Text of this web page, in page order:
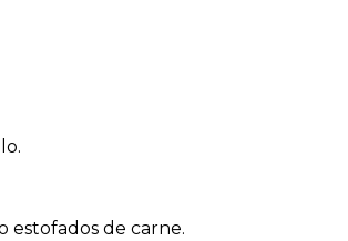
estofados de carne.